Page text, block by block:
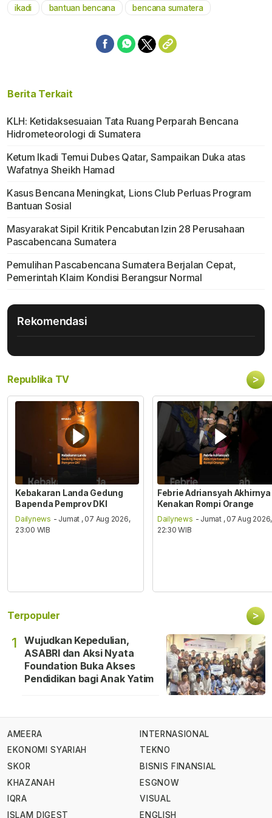
ikadi bantuan bencana bencana sumatera
Berita Terkait
KLH: Ketidaksesuaian Tata Ruang Perparah Bencana
Hidrometeorologi di Sumatera
Ketum Ikadi Temui Dubes Qatar, Sampaikan Duka atas
Wafatnya Sheikh Hamad
Kasus Bencana Meningkat, Lions Club Perluas Program
Bantuan Sosial
Masyarakat Sipil Kritik Pencabutan Izin 28 Perusahaan
Pascabencana Sumatera
Pemulihan Pascabencana Sumatera Berjalan Cepat,
Pemerintah Klaim Kondisi Berangsur Normal
Rekomendasi
Republika TV >
Kebakaran Landa Gedung
Bapenda Pemprov DKI
Dailynews - Jumat , 07 Aug 2026,
23:00 WIB
Febrie Adriansyah Akhirnya
Kenakan Rompi Orange
Dailynews - Jumat , 07 Aug 2026,
22:30 WIB
Terpopuler >
1
Wujudkan Kepedulian,
ASABRI dan Aksi Nyata
Foundation Buka Akses
Pendidikan bagi Anak Yatim
AMEERA
EKONOMI SYARIAH
SKOR
KHAZANAH
IQRA
ISLAM DIGEST
INTERNASIONAL
TEKNO
BISNIS FINANSIAL
ESGNOW
VISUAL
ENGLISH